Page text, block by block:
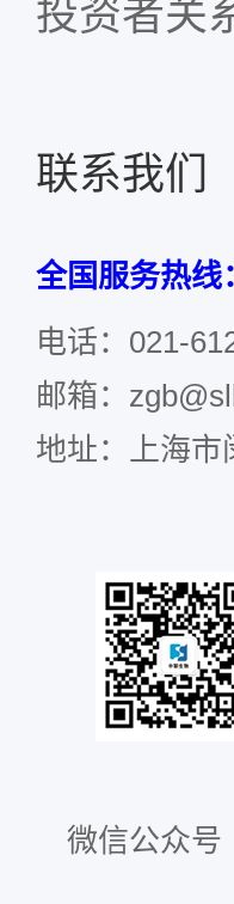
投资者关
联系我们
全国服务热线：
电话：021-
邮箱：
地址：上海市
微信公众号